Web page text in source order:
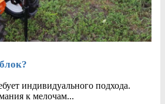
индивидуального подхода.
к мелочам...